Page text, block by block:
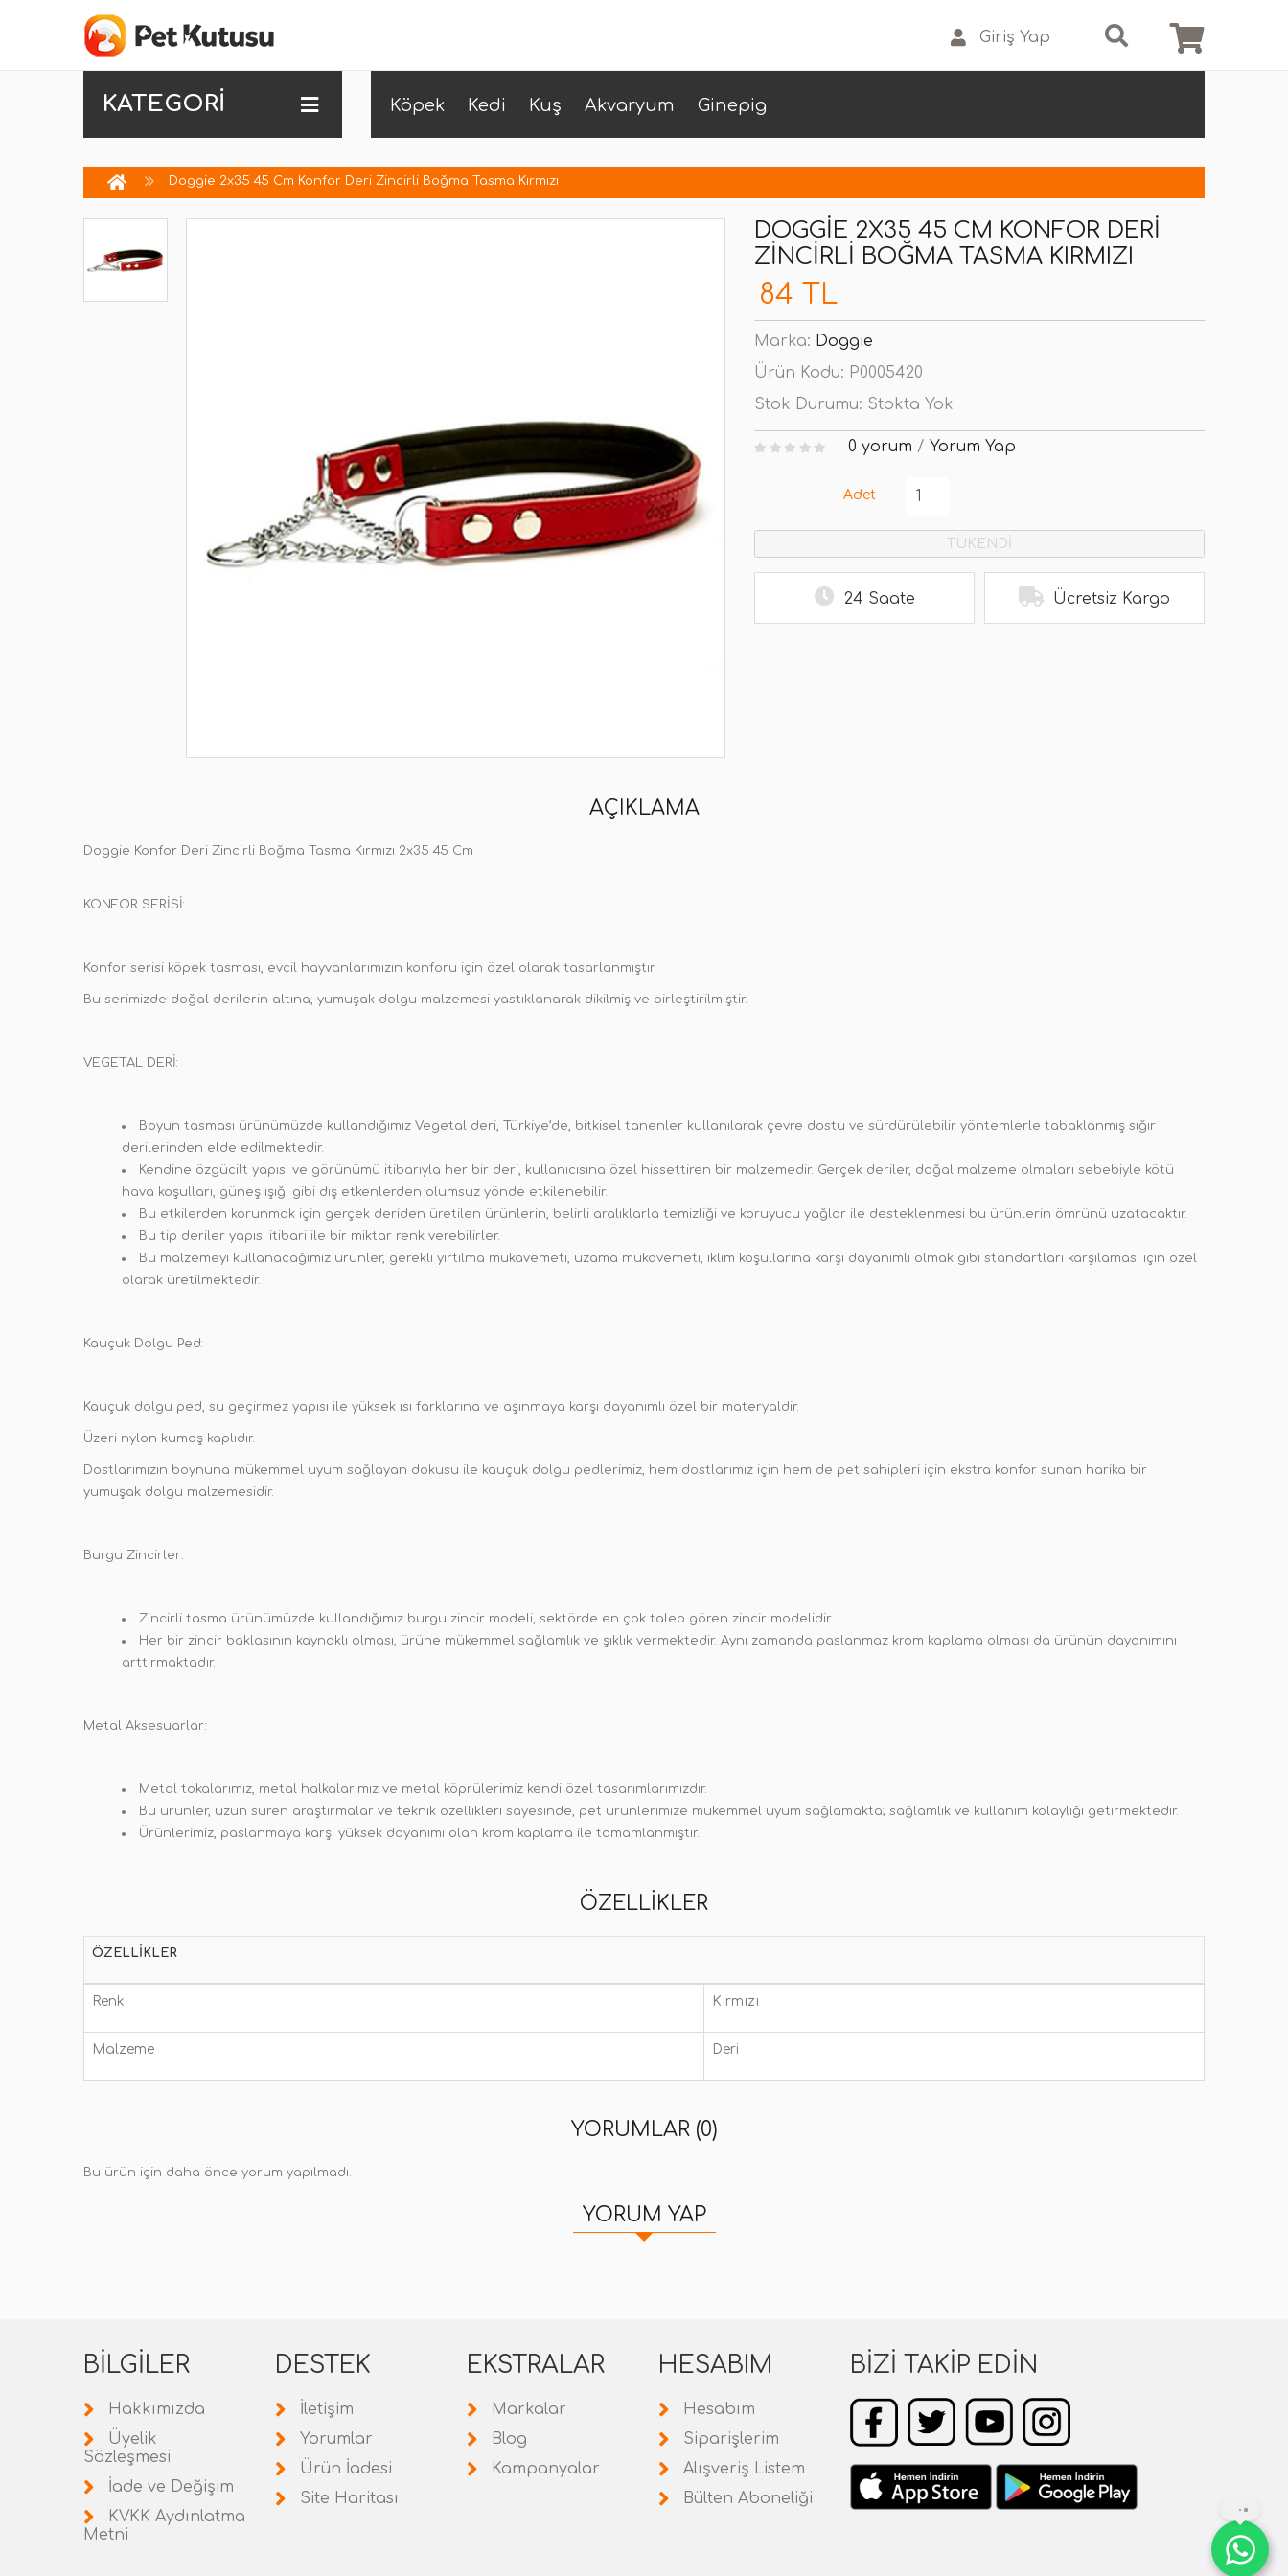
Giriş Yap
KATEGORİ Köpek Kedi Kuş Akvaryum Ginepig
Doggie 2x35 45 Cm Konfor Deri Zincirli Boğma Tasma Kırmızı
DOGGIE 2X35 45 CM KONFOR DERI
ZINCIRLI BOĞMA TASMA KIRMIZI
84 TL
Marka: Doggie
Ürün Kodu: P0005420
Stok Durumu: Stokta Yok
0 yorum / Yorum Yap
Adet
TÜKENDİ
24 Saate Ücretsiz Kargo
AÇIKLAMA
Doggie Konfor Deri Zincirli Boğma Tasma Kırmızı 2x35 45 Cm
KONFOR SERİSİ:
Konfor serisi köpek tasması, evcil hayvanlarımızın konforu için özel olarak tasarlanmıştır.
Bu serimizde doğal derilerin altına, yumuşak dolgu malzemesi yastıklanarak dikilmiş ve birleştirilmiştir.
VEGETAL DERİ:
Boyun tasması ürünümüzde kullandığımız Vegetal deri, Türkiye’de, bitkisel tanenler kullanılarak çevre dostu ve sürdürülebilir yöntemlerle tabaklanmış sığır
derilerinden elde edilmektedir.
Kendine özgücilt yapısı ve görünümü itibarıyla her bir deri, kullanıcısına özel hissettiren bir malzemedir. Gerçek deriler, doğal malzeme olmaları sebebiyle kötü
hava koşulları, güneş ışığı gibi dış etkenlerden olumsuz yönde etkilenebilir.
Bu etkilerden korunmak için gerçek deriden üretilen ürünlerin, belirli aralıklarla temizliği ve koruyucu yağlar ile desteklenmesi bu ürünlerin ömrünü uzatacaktır.
Bu tip deriler yapısı itibari ile bir miktar renk verebilirler.
Bu malzemeyi kullanacağımız ürünler, gerekli yırtılma mukavemeti, uzama mukavemeti, iklim koşullarına karşı dayanımlı olmak gibi standartları karşılaması için özel
olarak üretilmektedir.
Kauçuk Dolgu Ped:
Kauçuk dolgu ped, su geçirmez yapısı ile yüksek ısı farklarına ve aşınmaya karşı dayanımlı özel bir materyaldir.
Üzeri nylon kumaş kaplıdır.
Dostlarımızın boynuna mükemmel uyum sağlayan dokusu ile kauçuk dolgu pedlerimiz, hem dostlarımız için hem de pet sahipleri için ekstra konfor sunan harika bir
yumuşak dolgu malzemesidir.
Burgu Zincirler:
Zincirli tasma ürünümüzde kullandığımız burgu zincir modeli, sektörde en çok talep gören zincir modelidir.
Her bir zincir baklasının kaynaklı olması, ürüne mükemmel sağlamlık ve şıklık vermektedir. Aynı zamanda paslanmaz krom kaplama olması da ürünün dayanımını
arttırmaktadır.
Metal Aksesuarlar:
Metal tokalarımız, metal halkalarımız ve metal köprülerimiz kendi özel tasarımlarımızdır.
Bu ürünler, uzun süren araştırmalar ve teknik özellikleri sayesinde, pet ürünlerimize mükemmel uyum sağlamakta; sağlamlık ve kullanım kolaylığı getirmektedir.
Ürünlerimiz, paslanmaya karşı yüksek dayanımı olan krom kaplama ile tamamlanmıştır.
ÖZELLIKLER
ÖZELLIKLER
Renk Kırmızı
Malzeme Deri
YORUMLAR (0)
Bu ürün için daha önce yorum yapılmadı.
YORUM YAP
BILGILER
Hakkımızda
Üyelik
Sözleşmesi
İade ve Değişim
KVKK Aydınlatma
Metni
DESTEK
İletişim
Yorumlar
Ürün İadesi
Site Haritası
EKSTRALAR
Markalar
Blog
Kampanyalar
HESABIM
Hesabım
Siparişlerim
Alışveriş Listem
Bülten Aboneliği
BIZI TAKIP EDIN